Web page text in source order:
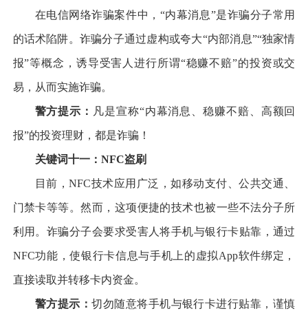
在电信网络诈骗案件中，“内幕消息”是诈骗分子常用
的话术陷阱。诈骗分子通过虚构或夸大“内部消息”“独家情
报”等概念，诱导受害人进行所谓“稳赚不赔”的投资或交
易，从而实施诈骗。
警方提示： 凡是宣称“内幕消息、稳赚不赔、高额回
报”的投资理财，都是诈骗！
关键词十一： NFC盗刷
目前，NFC技术应用广泛，如移动支付、公共交通、
门禁卡等等。然而，这项便捷的技术也被一些不法分子所
利用。诈骗分子会要求受害人将手机与银行卡贴靠，通过
NFC功能，使银行卡信息与手机上的虚拟App软件绑定，
直接读取并转移卡内资金。
警方提示：切勿随意将手机与银行卡进行贴靠，谨慎